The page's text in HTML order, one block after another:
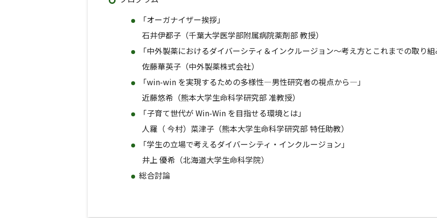
「オーガナイザー挨拶」
石井伊都子（千葉大学医学部附属病院薬剤部 教授）
「中外製薬におけるダイバーシティ＆インクルージョン～考え方とこれまでの取り
佐藤華英子（中外製薬株式会社）
「win-win を実現するための多様性―男性研究者の視点から―」
近藤悠希（熊本大学生命科学研究部 准教授）
「子育て世代が Win-Win を目指せる環境とは」
人羅（ 今村）菜津子（熊本大学生命科学研究部 特任助教）
「学生の立場で考えるダイバーシティ・インクルージョン」
井上 優希（北海道大学生命科学院）
総合討論